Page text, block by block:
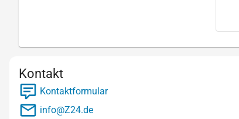
Kontakt
Kontaktformular
info@Z24.de